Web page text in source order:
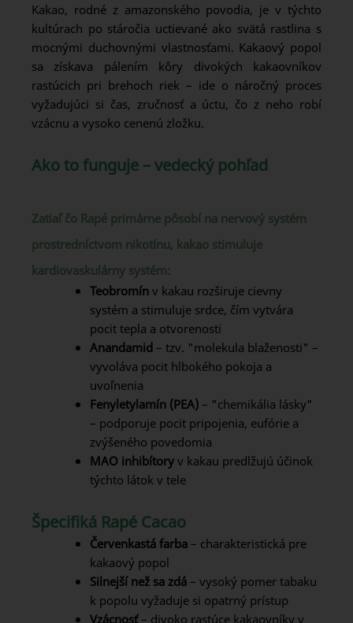
Kakao, rodné z amazonského povodia, je v týchto
kultúrach po stáročia uctievané ako svätá rastlina s
mocnými duchovnými vlastnosťami. Kakaový popol
sa získava pálením kôry divokých kakaovníkov
rastúcich pri brehoch riek – ide o náročný proces
vyžadujúci si čas, zručnosť a úctu, čo z neho robí
vzácnu a vysoko cenenú zložku.
Ako to funguje – vedecký pohľad
Zatiaľ čo Rapé primárne pôsobí na nervový systém
prostredníctvom nikotínu, kakao stimuluje
kardiovaskulárny systém:
Teobromín v kakau rozširuje cievny
systém a stimuluje srdce, čím vytvára
pocit tepla a otvorenosti
Anandamid – tzv. "molekula blaženosti" –
vyvoláva pocit hlbokého pokoja a
uvoľnenia
Fenyletylamín (PEA) – "chemikália lásky"
– podporuje pocit pripojenia, eufórie a
zvýšeného povedomia
MAO inhibítory v kakau predlžujú účinok
týchto látok v tele
Špecifiká Rapé Cacao
Červenkastá farba – charakteristická pre
kakaový popol
Silnejší než sa zdá – vysoký pomer tabaku
k popolu vyžaduje si opatrný prístup
Vzácnosť– divoko rastúce kakaovníky v